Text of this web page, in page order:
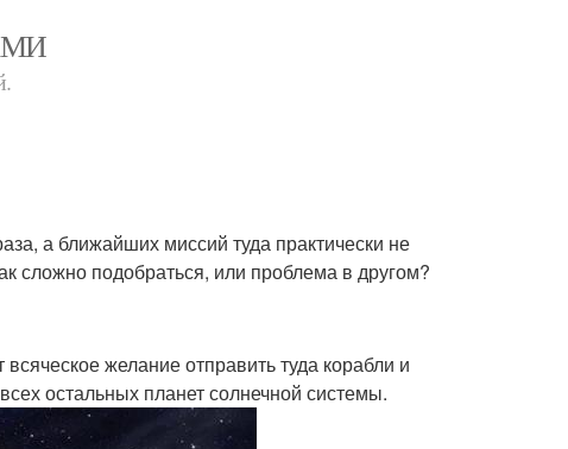
а ближайших миссий туда практически не
сложно подобраться, или проблема в другом?
желание отправить туда корабли и
остальных планет солнечной системы.